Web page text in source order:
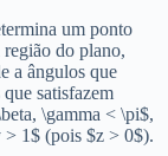
um ponto
região do plano,
a ângulos que
satisfazem
\gamma < \pi$,
> 1$ (pois $z > 0$).